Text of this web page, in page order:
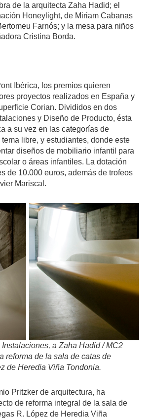
de la arquitecta Zaha Hadid; el
Honeylight, de Miriam Cabanas
Farnós; y la mesa para niños
Cristina Borda.
Ibérica, los premios quieren
proyectos realizados en España y
Corian. Divididos en dos
y Diseño de Producto, ésta
a su vez en las categorías de
libre, y estudiantes, donde este
diseños de mobiliario infantil para
o áreas infantiles. La dotación
de 10.000 euros, además de trofeos
Mariscal.
a Zaha Hadid / MC2
reforma de la sala de catas de
de Heredia Viña Tondonia.
Pritzker de arquitectura, ha
de reforma integral de la sala de
R. López de Heredia Viña